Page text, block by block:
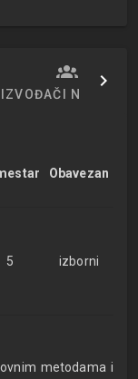
IZVOĐAČI NASTAVE
Obavezan
5 izborni
metodama i